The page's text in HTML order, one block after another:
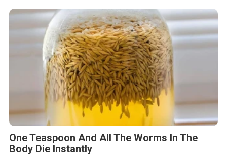
One Teaspoon And All The Worms In The
Body Die Instantly